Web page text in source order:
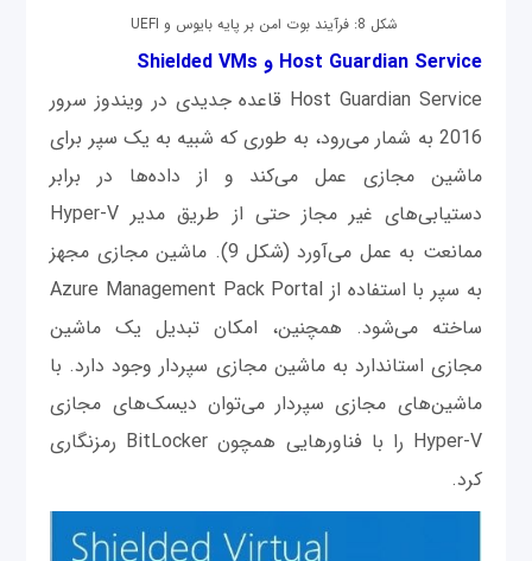
شکل 8: فرآیند بوت امن بر پایه بایوس و UEFI
Host Guardian Service و Shielded VMs
Host Guardian Service قاعده جدیدی در ویندوز سرور
2016 به شمار می‌رود، به ‌طوری که شبیه به یک سپر برای
ماشین مجازی عمل می‌کند و از داده‌ها در برابر
دستیابی‌های غیر مجاز حتی از طریق مدیر Hyper-V
ممانعت به عمل می‌آورد (شکل 9). ماشین مجازی مجهز
به سپر با استفاده از Azure Management Pack Portal
ساخته می‌شود. همچنین، امکان تبدیل یک ماشین
مجازی استاندارد به ماشین مجازی سپردار وجود دارد. با
ماشین‌های مجازی سپردار می‌توان دیسک‌های مجازی
Hyper-V را با فناور‌هایی همچون BitLocker رمزنگاری
کرد.